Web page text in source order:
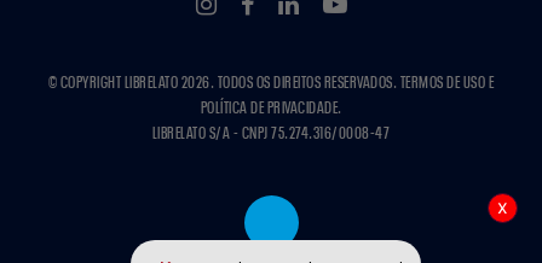
© COPYRIGHT LIBRELATO 2026. TODOS OS DIREITOS RESERVADOS. TERMOS DE USO E
POLÍTICA DE PRIVACIDADE.
LIBRELATO S/A - CNPJ 75.274.316/0008-47
x